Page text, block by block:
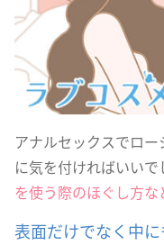
アナルセックスでロ
に気を付ければいい
を使う際のほぐし方な
表面だけでなく中